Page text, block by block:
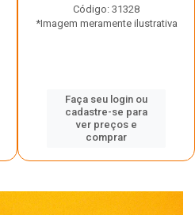
Código: 31328
*Imagem meramente ilustrativa
Faça seu login ou
cadastre-se para
ver preços e
comprar